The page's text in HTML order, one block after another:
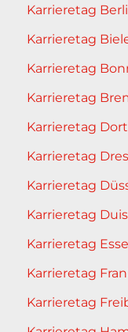
Karrieretag
Karrieretag
Karrieretag
Karrieretag
Karrieretag
Karrieretag
Karrieretag
Karrieretag
Karrieretag
Karrieretag
Karrieretag